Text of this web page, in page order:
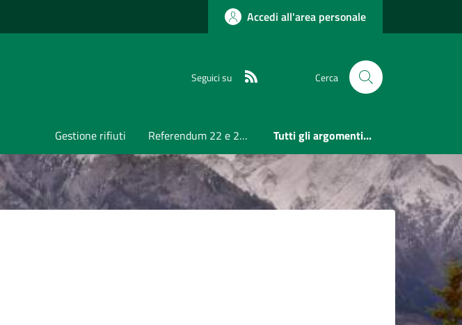
Accedi all'area personale
Seguici su Cerca
Gestione rifiuti Referendum 22 e 23 Marzo 2026 Tutti gli argomenti...